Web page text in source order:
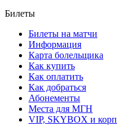
Билеты
Билеты на матчи
Информация
Карта болельщика
Как купить
Как оплатить
Как добраться
Абонементы
Места для МГН
VIP, SKYBOX и